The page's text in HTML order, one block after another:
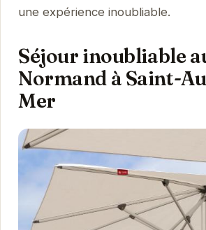
une expérience inoubliable.
Séjour inoubliable
Normand à Saint-
Mer